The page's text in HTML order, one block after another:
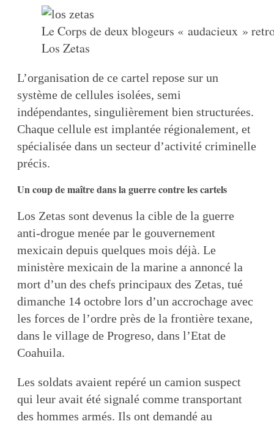
Le Corps de deux blogeurs « audacieux »
Los Zetas
L’organisation de ce cartel repose sur un
système de cellules isolées, semi
indépendantes, singulièrement bien structurées.
Chaque cellule est implantée régionalement, et
spécialisée dans un secteur d’activité criminelle
précis.
Un coup de maître dans la guerre contre les cartels
Los Zetas sont devenus la cible de la guerre
anti-drogue menée par le gouvernement
mexicain depuis quelques mois déjà. Le
ministère mexicain de la marine a annoncé la
mort d’un des chefs principaux des Zetas, tué
dimanche 14 octobre lors d’un accrochage avec
les forces de l’ordre près de la frontière texane,
dans le village de Progreso, dans l’Etat de
Coahuila.
Les soldats avaient repéré un camion suspect
qui leur avait été signalé comme transportant
des hommes armés. Ils ont demandé au